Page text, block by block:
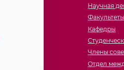
Научная
Факультеты
Кафедры
Члены
Отдел